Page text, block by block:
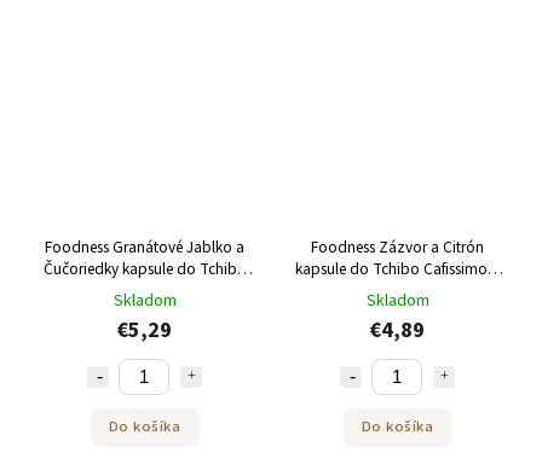
Foodness Granátové Jablko a
Čučoriedky kapsule do Tchibo
Cafissimo a Caffitaly 10 kusov
Skladom
€5,29
Do košíka
Foodness Zázvor a Citrón
kapsule do Tchibo Cafissimo a
Caffitaly 10 kusov
Skladom
€4,89
Do košíka